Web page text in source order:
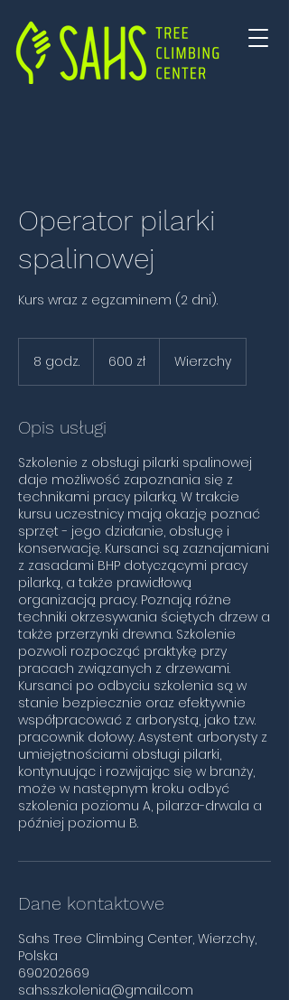
Operator pilarki
spalinowej
Kurs wraz z egzaminem (2 dni).
8 godz.
z
polskich
600 zł Wierzchy
Opis usługi
Szkolenie z obsługi pilarki spalinowej
daje możliwość zapoznania się z
technikami pracy pilarką. W trakcie
kursu uczestnicy mają okazję poznać
sprzęt - jego działanie, obsługę i
konserwację. Kursanci są zaznajamiani
z zasadami BHP dotyczącymi pracy
pilarką, a także prawidłową
organizacją pracy. Poznają różne
techniki okrzesywania ściętych drzew a
także przerzynki drewna. Szkolenie
pozwoli rozpocząć praktykę przy
pracach związanych z drzewami.
Kursanci po odbyciu szkolenia są w
stanie bezpiecznie oraz efektywnie
współpracować z arborystą, jako tzw.
pracownik dołowy. Asystent arborysty z
umiejętnościami obsługi pilarki,
kontynuując i rozwijając się w branży,
może w następnym kroku odbyć
szkolenia poziomu A, pilarza-drwala a
później poziomu B.
Dane kontaktowe
Sahs Tree Climbing Center, Wierzchy,
Polska
690202669
sahs.szkolenia@gmail.com